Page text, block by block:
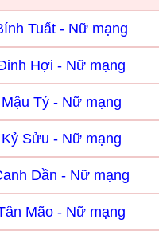
Tuất - Nữ mạng
Hợi - Nữ mạng
Mậu Tý - Nữ mạng
Kỷ Sửu - Nữ mạng
Dần - Nữ mạng
Mão - Nữ mạng